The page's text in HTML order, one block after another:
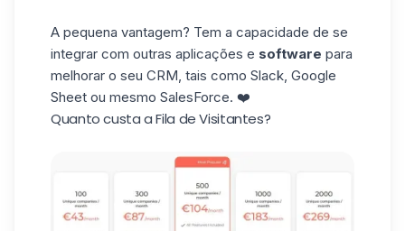
A pequena vantagem? Tem a capacidade de se
integrar com outras aplicações e software para
melhorar o seu CRM, tais como Slack, Google
Sheet ou mesmo SalesForce. ❤️
Quanto custa a Fila de Visitantes?